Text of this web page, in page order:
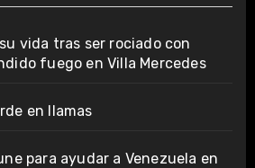
vida tras ser rociado con
fuego en Villa Mercedes
en llamas
para ayudar a Venezuela en